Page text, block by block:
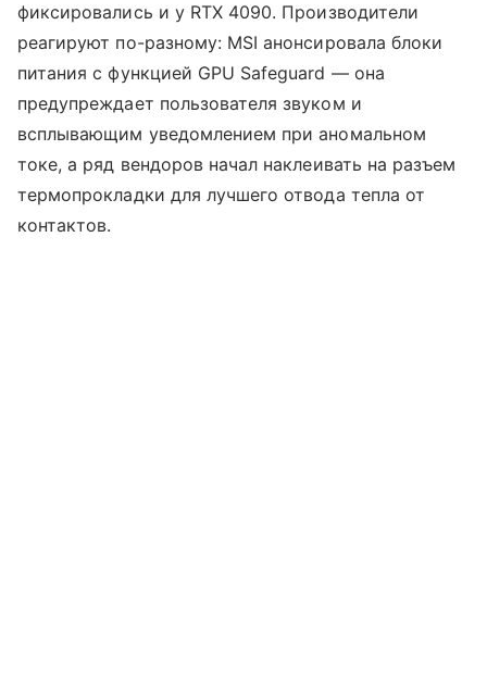
фиксировались и у RTX 4090. Производители
реагируют по-разному: MSI анонсировала блоки
питания с функцией GPU Safeguard — она
предупреждает пользователя звуком и
всплывающим уведомлением при аномальном
токе, а ряд вендоров начал наклеивать на разъем
термопрокладки для лучшего отвода тепла от
контактов.